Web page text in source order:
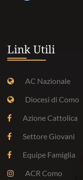
Link Utili
AC Nazionale
Diocesi di Como
Azione Cattolica
Settore Giovani
Equipe Famiglia
ACR Como